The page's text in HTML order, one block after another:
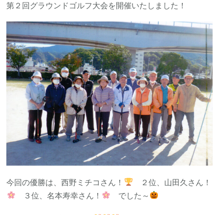
第２回グラウンドゴルフ大会を開催いたしました！
今回の優勝は、西野ミチコさん！
２位、山田久さん！
３位、名本寿幸さん！
でした～